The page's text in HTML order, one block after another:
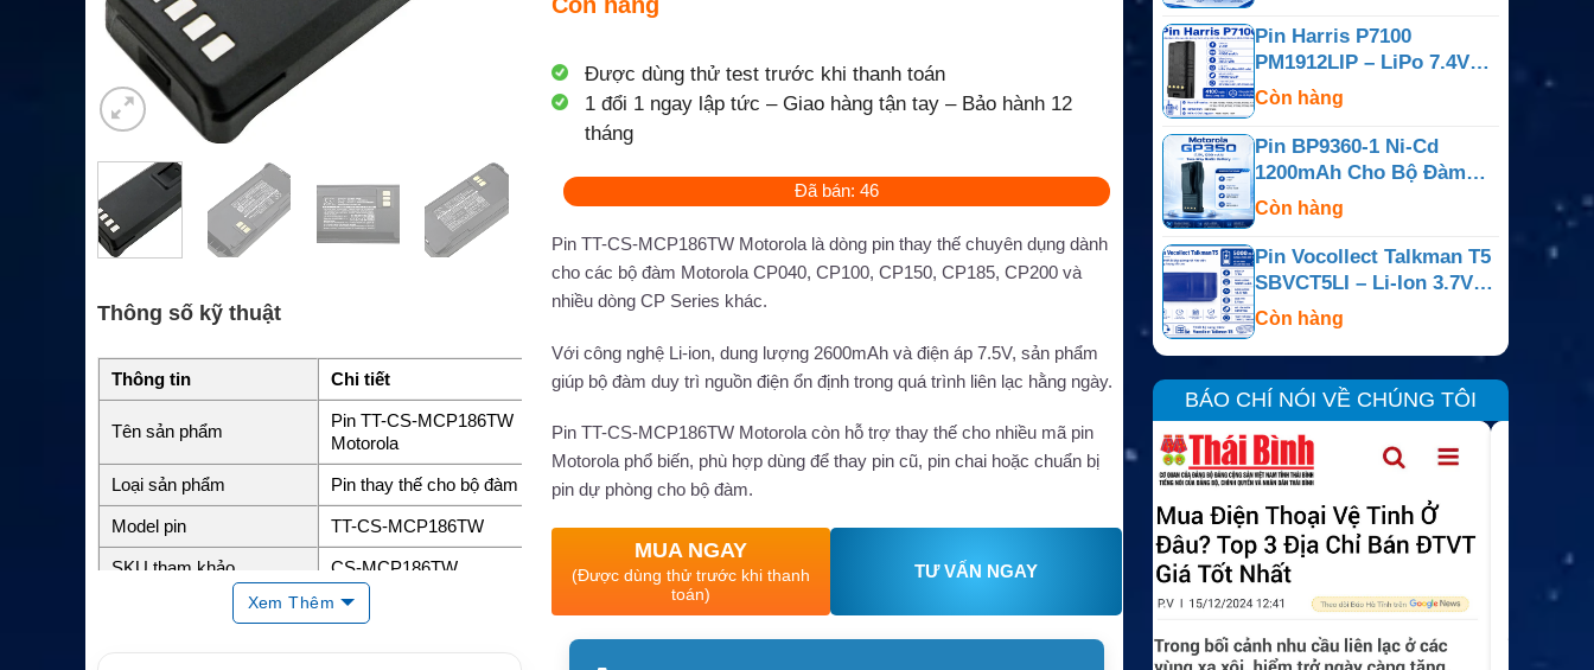
Thông số kỹ thuật
Thông tin Chi tiết
Tên sản phẩm
Pin TT-CS-MCP186TW
Motorola
Loại sản phẩm Pin thay thế cho bộ đàm
Model pin TT-CS-MCP186TW
SKU tham khảo CS-MCP186TW
Thương hiệu tương thích Motorola
Xem Thêm
Được dùng thử test trước khi thanh toán
1 đổi 1 ngay lập tức – Giao hàng tận tay – Bảo hành 12
tháng
Đã bán: 46
Pin TT-CS-MCP186TW Motorolalà dòng pin thay thế chuyên dụng dành
cho các bộ đàm Motorola CP040, CP100, CP150, CP185, CP200 và
nhiều dòng CP Series khác.
Với công nghệ Li-ion, dung lượng 2600mAh và điện áp 7.5V, sản phẩm
giúp bộ đàm duy trì nguồn điện ổn định trong quá trình liên lạc hằng ngày.
Pin TT-CS-MCP186TW Motorolacòn hỗ trợ thay thế cho nhiều mã pin
Motorola phổ biến, phù hợp dùng để thay pin cũ, pin chai hoặc chuẩn bị
pin dự phòng cho bộ đàm.
MUA NGAY
(Được dùng thử trước khi thanh
toán)
TƯ VẤN NGAY
Pin Harris P7100
PM1912LIP – LiPo 7.4V
4100mAh
Còn hàng
Pin BP9360-1 Ni-Cd
1200mAh Cho Bộ Đàm
Motorola GP350
Còn hàng
Pin Vocollect Talkman T5
SBVCT5LI – Li-Ion 3.7V
5000mAh
Còn hàng
BÁO CHÍ NÓI VỀ CHÚNG TÔI